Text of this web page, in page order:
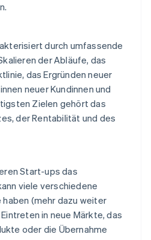
durch umfassende
der Abläufe, das
das Ergründen neuer
neuer Kundinnen und
Zielen gehört das
der Rentabilität und des
Start-ups das
viele verschiedene
(mehr dazu weiter
in neue Märkte, das
oder die Übernahme